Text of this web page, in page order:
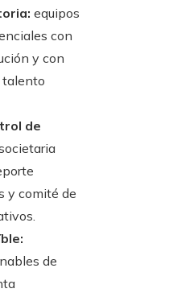
equipos
con
y con
talento
de
y comité de
de